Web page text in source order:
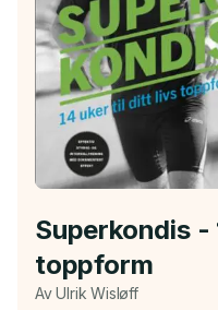
Superkondis
toppform
Av Ulrik Wisløff